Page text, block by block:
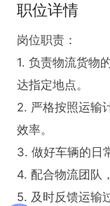
职位详情
岗位职责：
1. 负责物流货物
达指定地点。
2. 严格按照运输
效率。
3. 做好车辆的日
4. 配合物流团队
5. 及时反馈运输